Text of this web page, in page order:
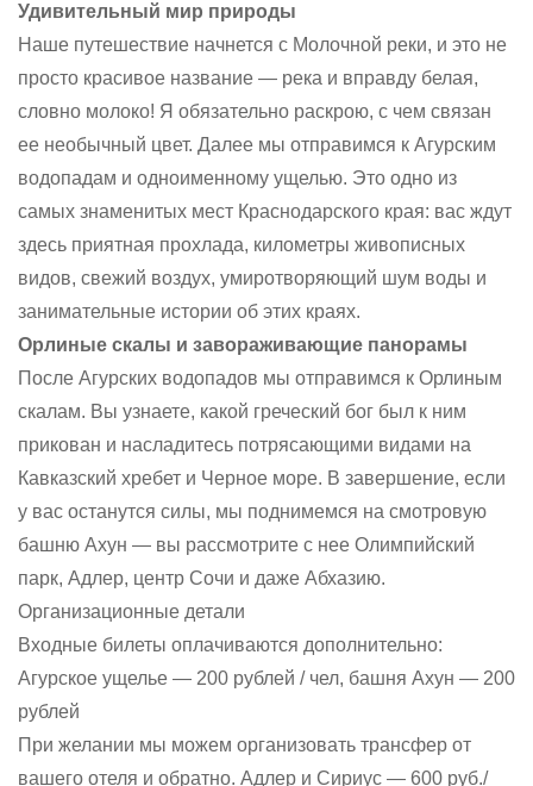
Удивительный мир природы
Наше путешествие начнется с Молочной реки, и это не
просто красивое название — река и вправду белая,
словно молоко! Я обязательно раскрою, с чем связан
ее необычный цвет. Далее мы отправимся к Агурским
водопадам и одноименному ущелью. Это одно из
самых знаменитых мест Краснодарского края: вас ждут
здесь приятная прохлада, километры живописных
видов, свежий воздух, умиротворяющий шум воды и
занимательные истории об этих краях.
Орлиные скалы и завораживающие панорамы
После Агурских водопадов мы отправимся к Орлиным
скалам. Вы узнаете, какой греческий бог был к ним
прикован и насладитесь потрясающими видами на
Кавказский хребет и Черное море. В завершение, если
у вас останутся силы, мы поднимемся на смотровую
башню Ахун — вы рассмотрите с нее Олимпийский
парк, Адлер, центр Сочи и даже Абхазию.
Организационные детали
Входные билеты оплачиваются дополнительно:
Агурское ущелье — 200 рублей / чел, башня Ахун — 200
рублей
При желании мы можем организовать трансфер от
вашего отеля и обратно. Адлер и Сириус — 600 руб./